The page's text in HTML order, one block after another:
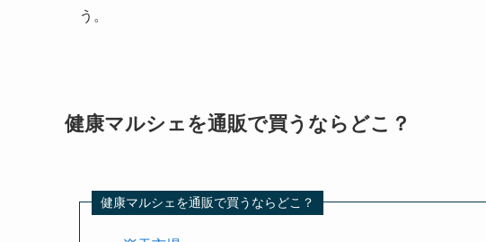
う。
健康マルシェを通販で買うならどこ？
健康マルシェを通販で買うならどこ？